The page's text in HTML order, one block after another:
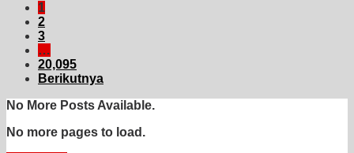
1
2
3
…
20,095
Berikutnya
No More Posts Available.
No more pages to load.